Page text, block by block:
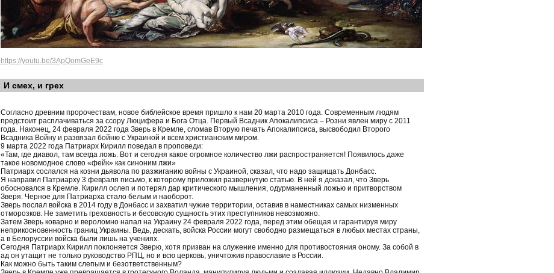
https://youtu.be/3ApQomGeE9c
И смех, и грех
Согласно древним пророчествам, новое библейское время пришло к нам 20 марта 2010 года. Современным людям
предстоит расплачиваться за ссору Люцифера и Бога Отца. Первый Всадник Апокалипсиса – Розни явлен миру с 2011
года. Наконец, 24 февраля 2022 года Зверь в Кремле, сломав Вторую печать Апокалипсиса, высвободил Второго
Всадника Войну и развязал бойню с Украиной и всем христианским миром.
9 марта 2022 года Патриарх Кирилл поведал в проповеди:
«Там, где диавол, там всегда ложь. Вот и сегодня какое огромное количество лжи распространяется! Появилось даже
такое новомодное слово «фейк» как синоним лжи»
Патриарх сослался на козни дьявола по разжиганию войны с Украиной, сказал, что надо защищать Донбасс.
Я направил Патриарху 3 февраля письмо, к которому приложил развернутую статью. В ней я доказал, что Зверь
обосновался в Кремле. Кирилл ослеп и потерял дар критического мышления, одурманенный ложью и притворством
Зверя. Черное для Патриарха стало белым и наоборот.
Зверь послал войска в 2014 году в Донбасс и захватил чужие территории, оставив в наместниках самых низменных
отморозков. Не заметить греховность и бесовскую сущность этих преступников невозможно.
Затем Зверь коварно и вероломно напал на Украину 24 февраля 2022 года, перед этим обещая и гарантируя миру
неприкосновенность границ Украины. Ведь, дескать, войска России могут свободно размещаться в любых местах страны,
а в Белоруссии войска были лишь на учениях.
Сегодня Патриарх Кирилл поклоняется Зверю, хотя призван на служение именно для противостояния оному. За собой в
ад он утащит не только руководство РПЦ, но и всю церковь, уничтожив православие в России.
Как можно быть таким слепым и безответственным?